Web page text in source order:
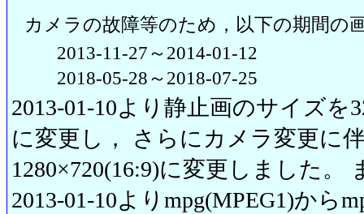
カメラの故障等のため，以下の期間の
2013-11-27～2014-01-12
2018-05-28～2018-07-25
2013-01-10より静止画のサイズを
に変更し， さらにカメラ変更に
1280×720(16:9)に変更しました。
2013-01-10よりmpg(MPEG1)から